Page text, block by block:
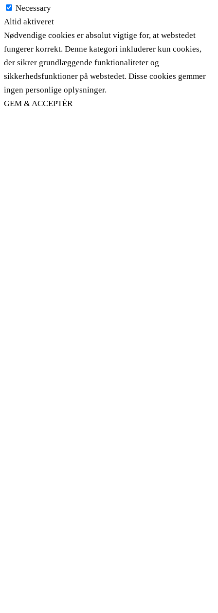
Necessary
Altid aktiveret
Nødvendige cookies er absolut vigtige for, at webstedet
fungerer korrekt. Denne kategori inkluderer kun cookies,
der sikrer grundlæggende funktionaliteter og
sikkerhedsfunktioner på webstedet. Disse cookies gemmer
ingen personlige oplysninger.
GEM & ACCEPTÈR